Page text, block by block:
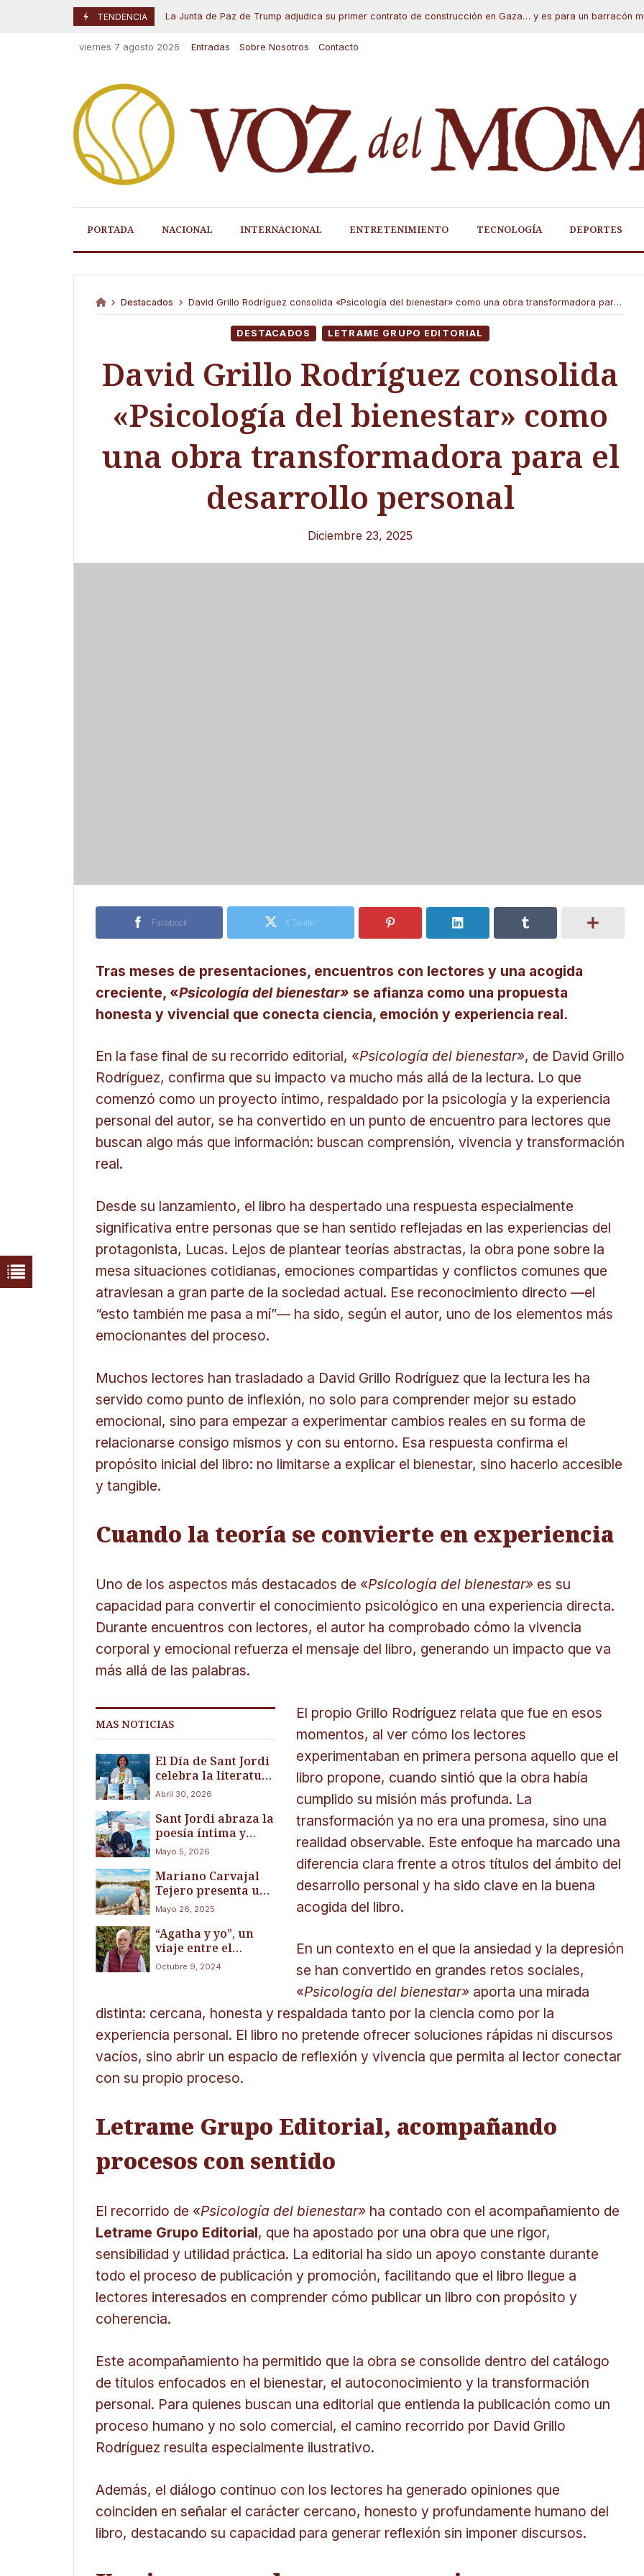
TENDENCIA
Agosto 7, 2026 La Junta de Paz de Trump adjudica su primer contrato de construcción en Gaza… y es para un barracón militar
viernes 7 agosto 2026 Entradas Sobre Nosotros Contacto
PORTADA NACIONAL INTERNACIONAL ENTRETENIMIENTO TECNOLOGÍA DEPORTES
Destacados David Grillo Rodríguez consolida «Psicología del bienestar» como una obra transformadora para el desarrollo personal
DESTACADOS LETRAME GRUPO EDITORIAL
David Grillo Rodríguez consolida
«Psicología del bienestar» como
una obra transformadora para el
desarrollo personal
Diciembre 23, 2025
Facebook X Twitter
Tras meses de presentaciones, encuentros con lectores y una acogida
creciente, «Psicología del bienestar» se afianza como una propuesta
honesta y vivencial que conecta ciencia, emoción y experiencia real.
En la fase final de su recorrido editorial, «Psicología del bienestar», de David Grillo
Rodríguez, confirma que su impacto va mucho más allá de la lectura. Lo que
comenzó como un proyecto íntimo, respaldado por la psicología y la experiencia
personal del autor, se ha convertido en un punto de encuentro para lectores que
buscan algo más que información: buscan comprensión, vivencia y transformación
real.
Desde su lanzamiento, el libro ha despertado una respuesta especialmente
significativa entre personas que se han sentido reflejadas en las experiencias del
protagonista, Lucas. Lejos de plantear teorías abstractas, la obra pone sobre la
mesa situaciones cotidianas, emociones compartidas y conflictos comunes que
atraviesan a gran parte de la sociedad actual. Ese reconocimiento directo —el
“esto también me pasa a mí”— ha sido, según el autor, uno de los elementos más
emocionantes del proceso.
Muchos lectores han trasladado a David Grillo Rodríguez que la lectura les ha
servido como punto de inflexión, no solo para comprender mejor su estado
emocional, sino para empezar a experimentar cambios reales en su forma de
relacionarse consigo mismos y con su entorno. Esa respuesta confirma el
propósito inicial del libro: no limitarse a explicar el bienestar, sino hacerlo accesible
y tangible.
Cuando la teoría se convierte en experiencia
Uno de los aspectos más destacados de «Psicología del bienestar» es su
capacidad para convertir el conocimiento psicológico en una experiencia directa.
Durante encuentros con lectores, el autor ha comprobado cómo la vivencia
corporal y emocional refuerza el mensaje del libro, generando un impacto que va
más allá de las palabras.
MAS NOTICIAS
El Día de Sant Jordi
celebra la literatura
con voces que
Martínez presenta
su “Trilogía:
Anatomía del
interior”
Abril 30, 2026
Sant Jordi abraza la
poesía íntima y
bilingüe: Manuel
“Escletxa (Fisura)”,
un viaje emocional
hacia el interior
Mayo 5, 2026
Mariano Carvajal
Tejero presenta una
historia única entre
«ANGIE, mi ángel»
Mayo 26, 2025
“Agatha y yo”, un
viaje entre el
misterio y la crítica
Octubre 9, 2024
El propio Grillo Rodríguez relata que fue en esos
momentos, al ver cómo los lectores
experimentaban en primera persona aquello que el
libro propone, cuando sintió que la obra había
cumplido su misión más profunda. La
transformación ya no era una promesa, sino una
realidad observable. Este enfoque ha marcado una
diferencia clara frente a otros títulos del ámbito del
desarrollo personal y ha sido clave en la buena
acogida del libro.
En un contexto en el que la ansiedad y la depresión
se han convertido en grandes retos sociales,
«Psicología del bienestar»aporta una mirada
distinta: cercana, honesta y respaldada tanto por la ciencia como por la
experiencia personal. El libro no pretende ofrecer soluciones rápidas ni discursos
vacíos, sino abrir un espacio de reflexión y vivencia que permita al lector conectar
con su propio proceso.
Letrame Grupo Editorial, acompañando
procesos con sentido
El recorrido de «Psicología del bienestar» ha contado con el acompañamiento de
Letrame Grupo Editorial, que ha apostado por una obra que une rigor,
sensibilidad y utilidad práctica. La editorial ha sido un apoyo constante durante
todo el proceso de publicación y promoción, facilitando que el libro llegue a
lectores interesados en comprender cómo publicar un libro con propósito y
coherencia.
Este acompañamiento ha permitido que la obra se consolide dentro del catálogo
de títulos enfocados en el bienestar, el autoconocimiento y la transformación
personal. Para quienes buscan una editorial que entienda la publicación como un
proceso humano y no solo comercial, el camino recorrido por David Grillo
Rodríguez resulta especialmente ilustrativo.
Además, el diálogo continuo con los lectores ha generado opiniones que
coinciden en señalar el carácter cercano, honesto y profundamente humano del
libro, destacando su capacidad para generar reflexión sin imponer discursos.